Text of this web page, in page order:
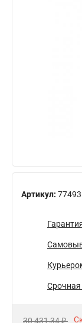
Артикул: 77493
Срочная
30 431,34 ₽